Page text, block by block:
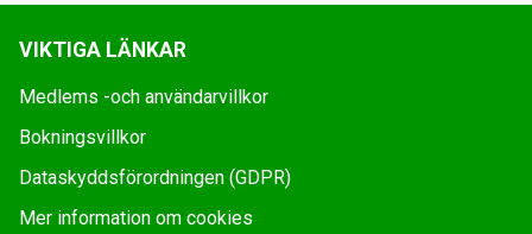
VIKTIGA LÄNKAR
Medlems -och användarvillkor
Bokningsvillkor
Dataskyddsförordningen (GDPR)
Mer information om cookies